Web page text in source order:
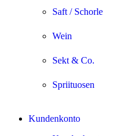
Saft / Schorle
Wein
Sekt & Co.
Spriituosen
Kundenkonto